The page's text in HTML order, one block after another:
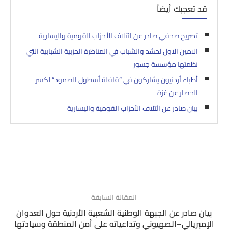
قد تعجبك أيضاً
تصريح صحفي صادر عن ائتلاف الأحزاب القومية واليسارية
الامين الاول لحشد والشباب في المناظرة الحزبية الشبابية التي
نظمتها مؤسسة جسور
أطباء أردنيون يشاركون في “قافلة أسطول الصمود” لكسر
الحصار عن غزة
بيان صادر عن ائتلاف الأحزاب القومية واليسارية
المقالة السابقة
بيان صادر عن الجبهة الوطنية الشعبية الأردنية حول العدوان
الإمبريالي–الصهيوني وتداعياته على أمن المنطقة وسيادتها